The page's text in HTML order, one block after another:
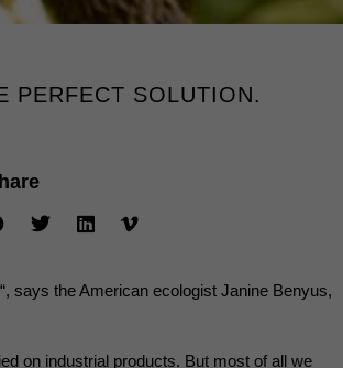
PERFECT SOLUTION.
says the American ecologist Janine Benyus,
on industrial products. But most of all we
Externe Medien